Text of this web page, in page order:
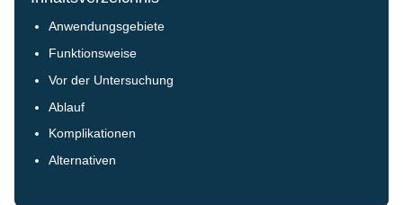
Anwendungsgebiete
Funktionsweise
Vor der Untersuchung
Ablauf
Komplikationen
Alternativen